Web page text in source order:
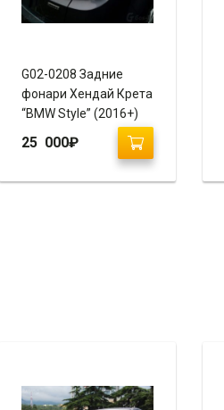
G02-0208 Задние
фонари Хендай Крета
“BMW Style” (2016+)
25 000₽